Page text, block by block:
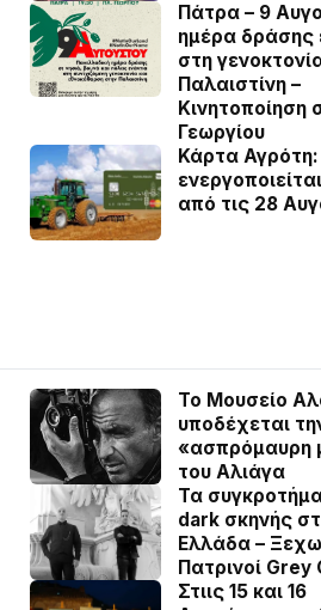
Πάτρα – 9
ημέρα δράσης
στη
Παλαιστίνη –
Κινητοποίηση
Γεωργίου
Κάρτα
από τις 28
Το Μουσείο
υποδέχεται
«ασπρόμαυρη
του Αλιάγα
Τα
dark σκηνής
Ελλάδα –
Πατρινοί Grey
Στιις 15 και 16